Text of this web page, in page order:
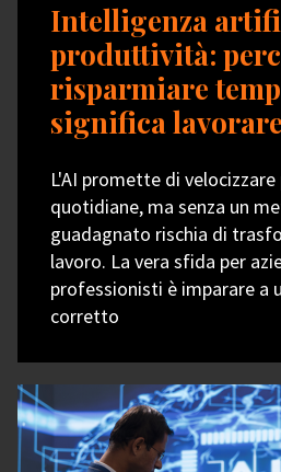
Intelligenza
produttività:
risparmiare
significa
L'AI promette di
quotidiane, ma senza un
guadagnato rischia di
lavoro. La vera sfida per
professionisti è imparare a
corretto